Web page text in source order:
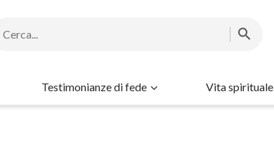
Testimonianze di fede Vita spirituale